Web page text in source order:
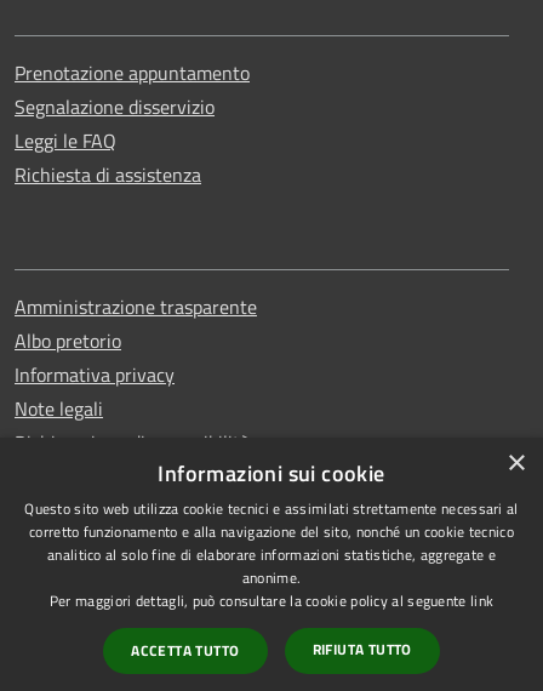
Prenotazione appuntamento
Segnalazione disservizio
Leggi le FAQ
Richiesta di assistenza
Amministrazione trasparente
Albo pretorio
Informativa privacy
Note legali
Dichiarazione di accessibilità
RSS
Accessibilità
Copyright © 2026 • Comune di
Erchie • Powered by
Municipium•Accesso
redazione
×
Informazioni sui cookie
Questo sito web utilizza cookie tecnici e assimilati strettamente necessari al
corretto funzionamento e alla navigazione del sito, nonché un cookie tecnico
analitico al solo fine di elaborare informazioni statistiche, aggregate e
anonime.
Per maggiori dettagli, può consultare la cookie policy al seguente link
ACCETTA TUTTO RIFIUTA TUTTO